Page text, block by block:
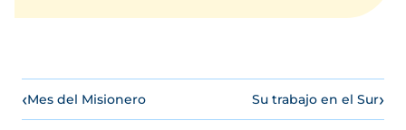
‹Mes del Misionero Su trabajo en el Sur›